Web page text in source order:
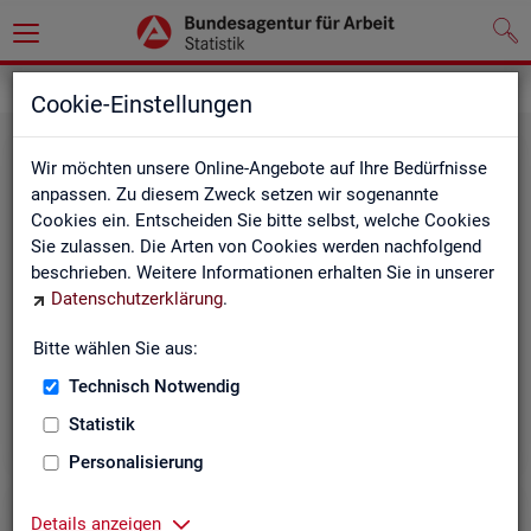
Cookie-Einstellungen
Wir möchten unsere Online-Angebote auf Ihre Bedürfnisse
anpassen. Zu diesem Zweck setzen wir sogenannte
Cookies ein. Entscheiden Sie bitte selbst, welche Cookies
Sie zulassen. Die Arten von Cookies werden nachfolgend
beschrieben. Weitere Informationen erhalten Sie in unserer
Datenschutzerklärung.
Bitte wählen Sie aus:
Technisch Notwendig
Statistik
Personalisierung
Details anzeigen
Me­tho­di­sche Hin­wei­se
Hintergrundinformationen und methodische Hinweise
zu den Fachstatistiken und weiteren Themen, z. B. zur